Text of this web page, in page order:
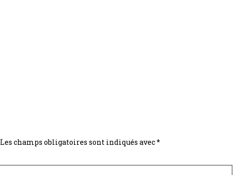
Les champs obligatoires sont indiqués avec*